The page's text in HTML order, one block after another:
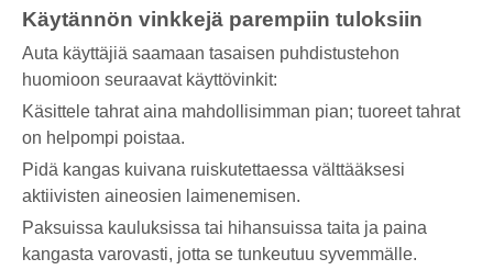
Käytännön vinkkejä parempiin tuloksiin
Auta käyttäjiä saamaan tasaisen puhdistustehon
huomioon seuraavat käyttövinkit:
Käsittele tahrat aina mahdollisimman pian; tuoreet tahrat
on helpompi poistaa.
Pidä kangas kuivana ruiskutettaessa välttääksesi
aktiivisten aineosien laimenemisen.
Paksuissa kauluksissa tai hihansuissa taita ja paina
kangasta varovasti, jotta se tunkeutuu syvemmälle.